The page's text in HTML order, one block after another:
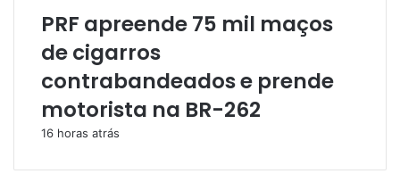
PRF apreende 75 mil maços
de cigarros
contrabandeados e prende
motorista na BR-262
16 horas atrás